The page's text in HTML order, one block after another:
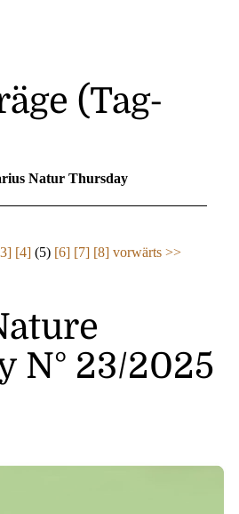
(Tag-
Natur Thursday
[4] (5) [6] [7] [8] vorwärts >>
N° 23/2025